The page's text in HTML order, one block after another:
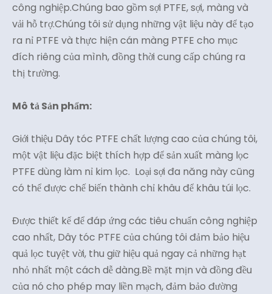
công nghiệp.Chúng bao gồm sợi PTFE, sợi, màng và
vải hỗ trợ.Chúng tôi sử dụng những vật liệu này để tạo
ra nỉ PTFE và thực hiện cán màng PTFE cho mục
đích riêng của mình, đồng thời cung cấp chúng ra
thị trường.
Mô tả Sản phẩm:
Giới thiệu Dây tóc PTFE chất lượng cao của chúng tôi,
một vật liệu đặc biệt thích hợp để sản xuất màng lọc
PTFE dùng làm nỉ kim lọc. Loại sợi đa năng này cũng
có thể được chế biến thành chỉ khâu để khâu túi lọc.
Được thiết kế để đáp ứng các tiêu chuẩn công nghiệp
cao nhất, Dây tóc PTFE của chúng tôi đảm bảo hiệu
quả lọc tuyệt vời, thu giữ hiệu quả ngay cả những hạt
nhỏ nhất một cách dễ dàng.Bề mặt mịn và đồng đều
của nó cho phép may liền mạch, đảm bảo đường